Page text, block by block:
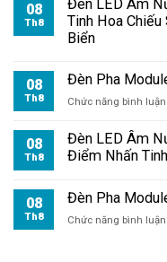
08
Th8
Đèn LED Âm
Tinh Hoa
Biển
08
Th8
Đèn Pha
Chức năng bình luận
08
Th8
Đèn LED Âm
Điểm Nhấn
08
Th8
Đèn Pha
Chức năng bình luận